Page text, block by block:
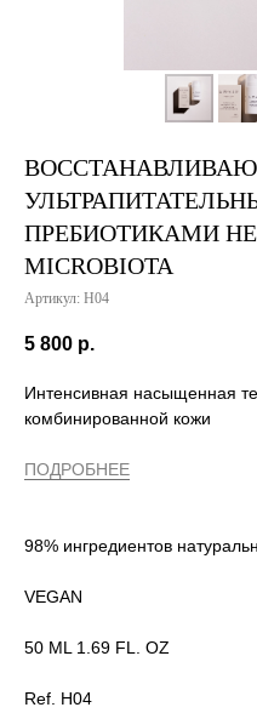
ПРЕБИОТИКАМИ
MICROBIOTA
Артикул: H04
5 800 р.
Интенсивная насыщенная
комбинированной кожи
ПОДРОБНЕЕ
98% ингредиентов
VEGAN
50 ML 1.69 FL. OZ
Ref. H04